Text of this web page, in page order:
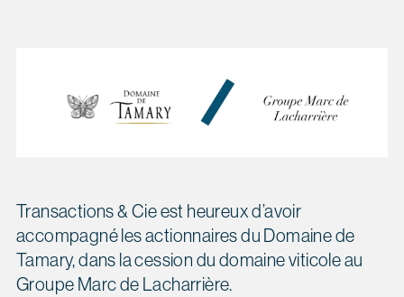
Transactions & Cie est heureux d’avoir
accompagné les actionnaires du Domaine de
Tamary, dans la cession du domaine viticole au
Groupe Marc de Lacharrière.